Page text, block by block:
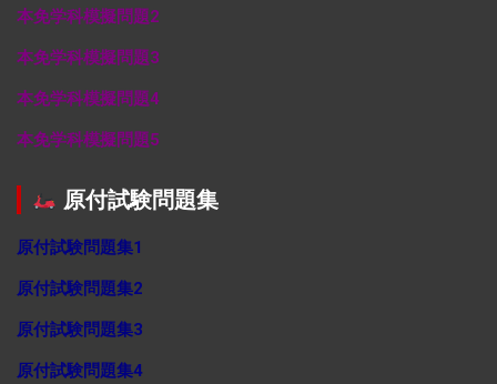
本免学科模擬問題2
本免学科模擬問題3
本免学科模擬問題4
本免学科模擬問題5
原付試験問題集
原付試験問題集1
原付試験問題集2
原付試験問題集3
原付試験問題集4